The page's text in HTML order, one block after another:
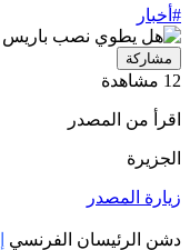
#أخبار
مشاركة
12 مشاهدة
اقرأ من المصدر
الجزيرة
زيارة المصدر
دشن الرئيسان الفرنسي